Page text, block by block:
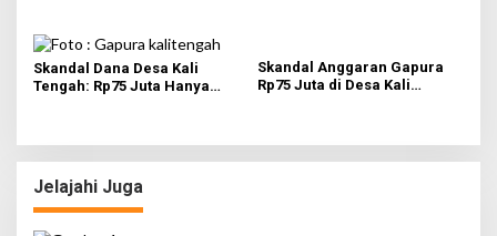
Skandal Dana Desa Kali
Tengah: Rp75 Juta Hanya
Skandal Anggaran Gapura
Rp75 Juta di Desa Kali
Jelajahi Juga